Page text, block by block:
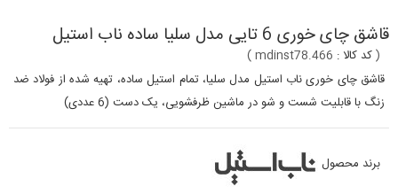
قاشق چای خوری 6 تایی مدل سلیا ساده ناب استیل
(کد کالا : mdinst78.466
)
قاشق چای خوری ناب استیل مدل سلیا، تمام استیل ساده، تهیه شده از فولاد ضد
زنگ با قابلیت شست و شو در ماشین ظرفشویی، یک دست (6 عددی)
برند محصول